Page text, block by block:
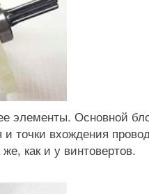
элементы. Основной
точки вхождения
как и у винтовертов.